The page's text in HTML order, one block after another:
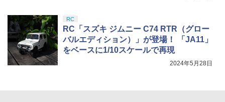
RC
RC「スズキ ジムニー C74 RTR（グロー
バルエディション）」が登場！ 「JA11」
をベースに1/10スケールで再現
2024年5月28日